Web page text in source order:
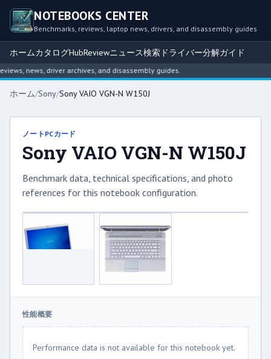
NOTEBOOKS CENTER
Benchmarks, reviews, laptop news, drivers, and disassembly guides
ホームカタログHubReviewニュース検索 ドライバー分解ガイド
news, driver archives, and disassembly guides.
ホーム/Sony/Sony VAIO VGN-N W150J
ノートPCカード
Sony VAIO VGN-N W150J
Benchmark data, technical specifications, and photo
references for this notebook configuration.
性能概要
Performance data is not available for this notebook yet.